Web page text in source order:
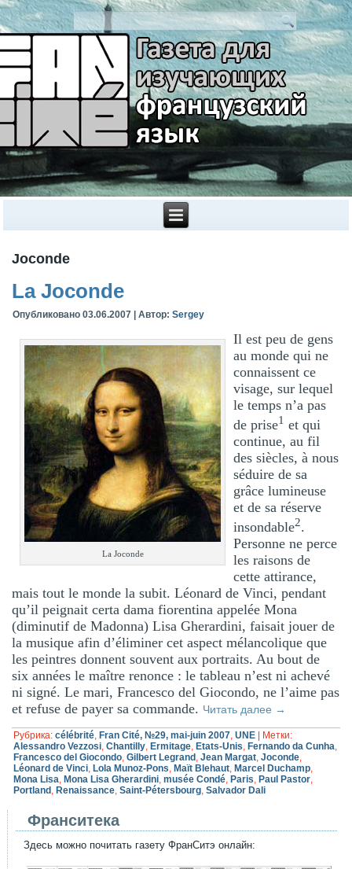
Joconde
La Joconde
Опубликовано 03.06.2007 |Автор: Sergey
La Joconde
Il est peu de gens
au monde qui ne
connaissent ce
visage, sur lequel
le temps n’a pas
de prise1 et qui
continue, au fil
des siècles, à nous
séduire de sa
grâce lumineuse
et de sa réserve
insondable2.
Personne ne perce
les raisons de
cette attirance,
mais tout le monde la subit. Léonard de Vinci, pendant
qu’il peignait certa dama fiorentina appelée Mona
(diminutif de Madonna) Lisa Gherardini, faisait jouer de
la musique afin d’éliminer cet aspect mélancolique que
les peintres donnent souvent aux portraits. Au bout de
six années le maître renonce : le tableau n’est ni achevé
ni signé. Le mari, Francesco del Giocondo, ne l’aime pas
et refuse de payer sa commande. Читать далее →
Рубрика: célébrité, Fran Cité, №29, mai-juin 2007,UNE
Метки:
Alessandro Vezzosi,Chantilly, Ermitage, Etats-Unis, Fernando da Cunha,
Francesco del Giocondo,Gilbert Legrand ,Jean Margat,Joconde,
Léonard de Vinci, Lola Munoz-Pons, Maït Blehaut, Marcel Duchamp,
Mona Lisa, Mona Lisa Gherardini,musée Condé, Paris, Paul Pastor,
Portland , Renaissance,Saint-Pétersbourg,Salvador Dali
Франситека
Здесь можно почитать газету ФранСитэ онлайн: